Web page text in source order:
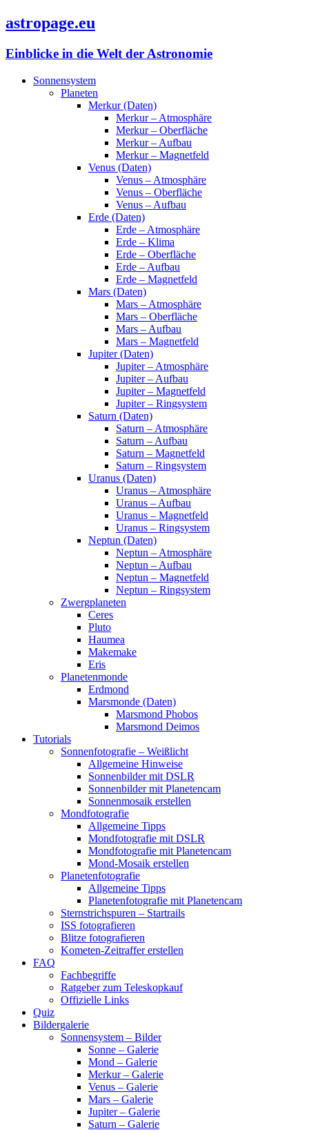
astropage.eu
Einblicke in die Welt der Astronomie
Sonnensystem
Planeten
Merkur (Daten)
Merkur – Atmosphäre
Merkur – Oberfläche
Merkur – Aufbau
Merkur – Magnetfeld
Venus (Daten)
Venus – Atmosphäre
Venus – Oberfläche
Venus – Aufbau
Erde (Daten)
Erde – Atmosphäre
Erde – Klima
Erde – Oberfläche
Erde – Aufbau
Erde – Magnetfeld
Mars (Daten)
Mars – Atmosphäre
Mars – Oberfläche
Mars – Aufbau
Mars – Magnetfeld
Jupiter (Daten)
Jupiter – Atmosphäre
Jupiter – Aufbau
Jupiter – Magnetfeld
Jupiter – Ringsystem
Saturn (Daten)
Saturn – Atmosphäre
Saturn – Aufbau
Saturn – Magnetfeld
Saturn – Ringsystem
Uranus (Daten)
Uranus – Atmosphäre
Uranus – Aufbau
Uranus – Magnetfeld
Uranus – Ringsystem
Neptun (Daten)
Neptun – Atmosphäre
Neptun – Aufbau
Neptun – Magnetfeld
Neptun – Ringsystem
Zwergplaneten
Ceres
Pluto
Haumea
Makemake
Eris
Planetenmonde
Erdmond
Marsmonde (Daten)
Marsmond Phobos
Marsmond Deimos
Tutorials
Sonnenfotografie – Weißlicht
Allgemeine Hinweise
Sonnenbilder mit DSLR
Sonnenbilder mit Planetencam
Sonnenmosaik erstellen
Mondfotografie
Allgemeine Tipps
Mondfotografie mit DSLR
Mondfotografie mit Planetencam
Mond-Mosaik erstellen
Planetenfotografie
Allgemeine Tipps
Planetenfotografie mit Planetencam
Sternstrichspuren – Startrails
ISS fotografieren
Blitze fotografieren
Kometen-Zeitraffer erstellen
FAQ
Fachbegriffe
Ratgeber zum Teleskopkauf
Offizielle Links
Quiz
Bildergalerie
Sonnensystem – Bilder
Sonne – Galerie
Mond – Galerie
Merkur – Galerie
Venus – Galerie
Mars – Galerie
Jupiter – Galerie
Saturn – Galerie